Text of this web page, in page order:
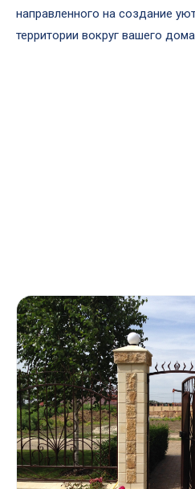
направленного на создание
территории вокруг вашего